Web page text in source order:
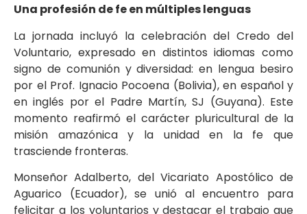
Una profesión de fe en múltiples lenguas
La jornada incluyó la celebración del Credo del
Voluntario, expresado en distintos idiomas como
signo de comunión y diversidad: en lengua besiro
por el Prof. Ignacio Pocoena (Bolivia), en español y
en inglés por el Padre Martín, SJ (Guyana). Este
momento reafirmó el carácter pluricultural de la
misión amazónica y la unidad en la fe que
trasciende fronteras.
Monseñor Adalberto, del Vicariato Apostólico de
Aguarico (Ecuador), se unió al encuentro para
felicitar a los voluntarios y destacar el trabajo que